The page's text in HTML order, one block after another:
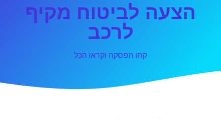
הצעה לביטוח מקיף
לרכב
קחו הפסקה וקראו הכל